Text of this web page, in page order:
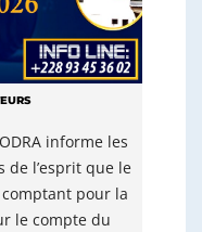
informe les
l’esprit que le
pour la
le compte du